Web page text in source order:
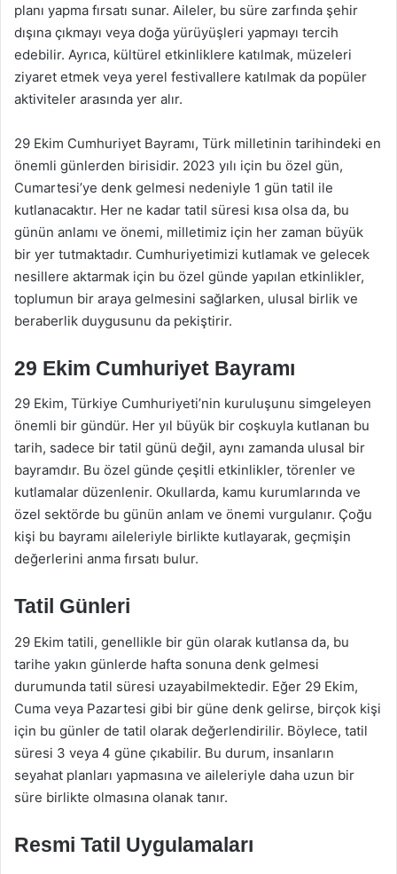
planı yapma fırsatı sunar. Aileler, bu süre zarfında şehir
dışına çıkmayı veya doğa yürüyüşleri yapmayı tercih
edebilir. Ayrıca, kültürel etkinliklere katılmak, müzeleri
ziyaret etmek veya yerel festivallere katılmak da popüler
aktiviteler arasında yer alır.
29 Ekim Cumhuriyet Bayramı, Türk milletinin tarihindeki en
önemli günlerden birisidir. 2023 yılı için bu özel gün,
Cumartesi’ye denk gelmesi nedeniyle 1 gün tatil ile
kutlanacaktır. Her ne kadar tatil süresi kısa olsa da, bu
günün anlamı ve önemi, milletimiz için her zaman büyük
bir yer tutmaktadır. Cumhuriyetimizi kutlamak ve gelecek
nesillere aktarmak için bu özel günde yapılan etkinlikler,
toplumun bir araya gelmesini sağlarken, ulusal birlik ve
beraberlik duygusunu da pekiştirir.
29 Ekim Cumhuriyet Bayramı
29 Ekim, Türkiye Cumhuriyeti’nin kuruluşunu simgeleyen
önemli bir gündür. Her yıl büyük bir coşkuyla kutlanan bu
tarih, sadece bir tatil günü değil, aynı zamanda ulusal bir
bayramdır. Bu özel günde çeşitli etkinlikler, törenler ve
kutlamalar düzenlenir. Okullarda, kamu kurumlarında ve
özel sektörde bu günün anlam ve önemi vurgulanır. Çoğu
kişi bu bayramı aileleriyle birlikte kutlayarak, geçmişin
değerlerini anma fırsatı bulur.
Tatil Günleri
29 Ekim tatili, genellikle bir gün olarak kutlansa da, bu
tarihe yakın günlerde hafta sonuna denk gelmesi
durumunda tatil süresi uzayabilmektedir. Eğer 29 Ekim,
Cuma veya Pazartesi gibi bir güne denk gelirse, birçok kişi
için bu günler de tatil olarak değerlendirilir. Böylece, tatil
süresi 3 veya 4 güne çıkabilir. Bu durum, insanların
seyahat planları yapmasına ve aileleriyle daha uzun bir
süre birlikte olmasına olanak tanır.
Resmi Tatil Uygulamaları